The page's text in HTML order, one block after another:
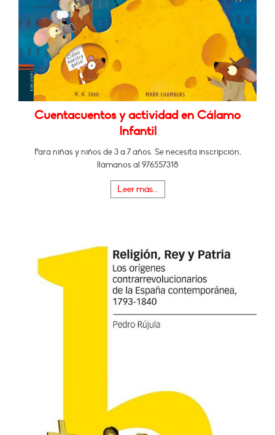
Cuentacuentos y actividad en Cálamo
Infantil
Para niñas y niños de 3 a 7 años. Se necesita inscripción,
llámanos al 976557318
Leer más...